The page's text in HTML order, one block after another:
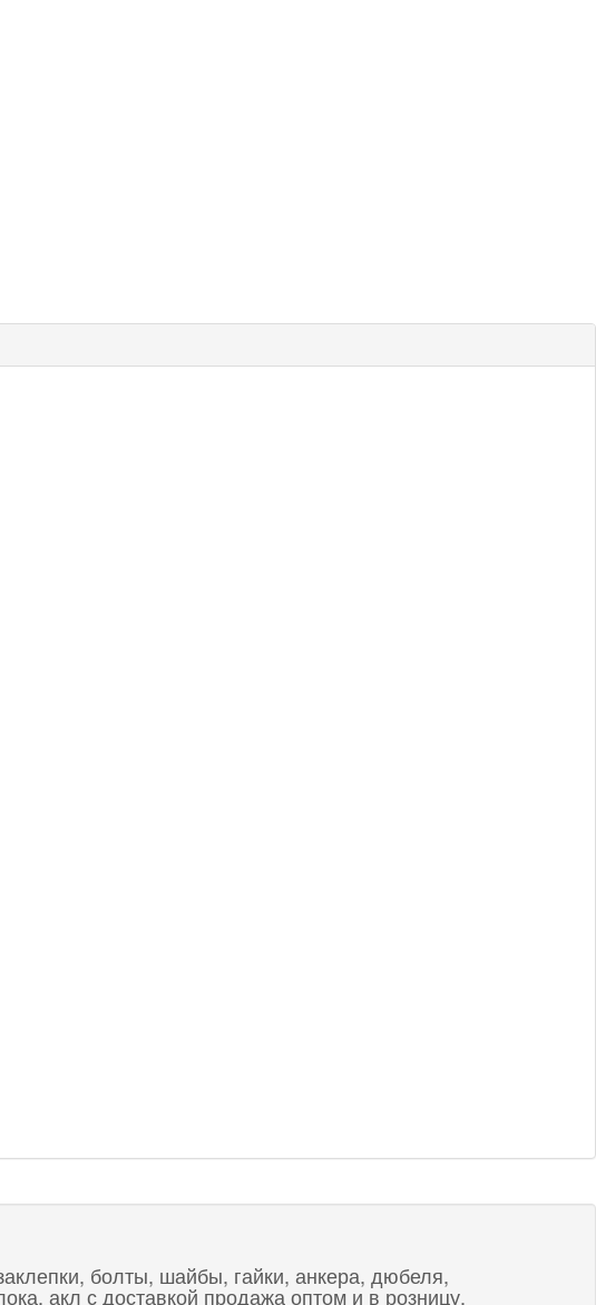
болты, шайбы, гайки, анкера, дюбеля,
акл с доставкой продажа оптом и в розницу.